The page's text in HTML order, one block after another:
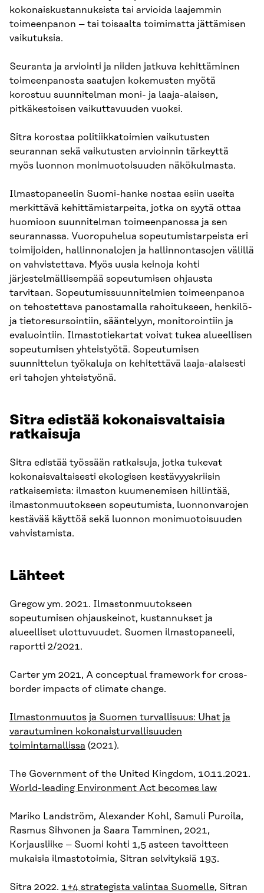
kokonaiskustannuksista tai arvioida laajemmin
toimeenpanon – tai toisaalta toimimatta jättämisen
vaikutuksia.
Seuranta ja arviointi ja niiden jatkuva kehittäminen
toimeenpanosta saatujen kokemusten myötä
korostuu suunnitelman moni- ja laaja-alaisen,
pitkäkestoisen vaikuttavuuden vuoksi.
Sitra korostaa politiikkatoimien vaikutusten
seurannan sekä vaikutusten arvioinnin tärkeyttä
myös luonnon monimuotoisuuden näkökulmasta.
Ilmastopaneelin Suomi-hanke nostaa esiin useita
merkittävä kehittämistarpeita, jotka on syytä ottaa
huomioon suunnitelman toimeenpanossa ja sen
seurannassa. Vuoropuhelua sopeutumistarpeista eri
toimijoiden, hallinnonalojen ja hallinnontasojen välillä
on vahvistettava. Myös uusia keinoja kohti
järjestelmällisempää sopeutumisen ohjausta
tarvitaan. Sopeutumissuunnitelmien toimeenpanoa
on tehostettava panostamalla rahoitukseen, henkilö-
ja tietoresursointiin, sääntelyyn, monitorointiin ja
evaluointiin. Ilmastotiekartat voivat tukea alueellisen
sopeutumisen yhteistyötä. Sopeutumisen
suunnittelun työkaluja on kehitettävä laaja-alaisesti
eri tahojen yhteistyönä.
Sitra edistää kokonaisvaltaisia
ratkaisuja
Sitra edistää työssään ratkaisuja, jotka tukevat
kokonaisvaltaisesti ekologisen kestävyyskriisin
ratkaisemista: ilmaston kuumenemisen hillintää,
ilmastonmuutokseen sopeutumista, luonnonvarojen
kestävää käyttöä sekä luonnon monimuotoisuuden
vahvistamista.
Lähteet
Gregow ym. 2021. Ilmastonmuutokseen
sopeutumisen ohjauskeinot, kustannukset ja
alueelliset ulottuvuudet. Suomen ilmastopaneeli,
raportti 2/2021.
Carter ym 2021, A conceptual framework for cross-
border impacts of climate change.
Ilmastonmuutos ja Suomen turvallisuus: Uhat ja
varautuminen kokonaisturvallisuuden
toimintamallissa (2021).
The Government of the United Kingdom, 10.11.2021.
World-leading Environment Act becomes law
Mariko Landström, Alexander Kohl, Samuli Puroila,
Rasmus Sihvonen ja Saara Tamminen, 2021,
Korjausliike – Suomi kohti 1,5 asteen tavoitteen
mukaisia ilmastotoimia, Sitran selvityksiä 193.
Sitra 2022. 1+4 strategista valintaa Suomelle, Sitran